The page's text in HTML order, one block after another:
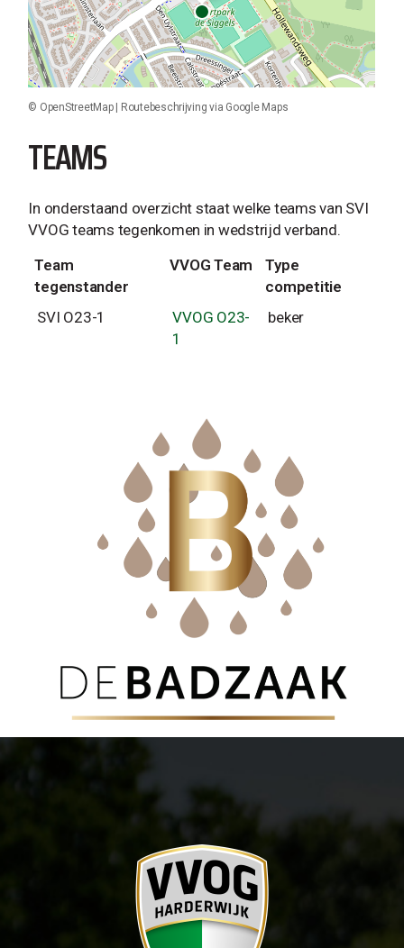
© OpenStreetMap| Routebeschrijving via Google Maps
TEAMS
In onderstaand overzicht staat welke teams van SVI
VVOG teams tegenkomen in wedstrijd verband.
Team
tegenstander
VVOG Team
Type
competitie
SVI O23-1
VVOG O23-
1
beker